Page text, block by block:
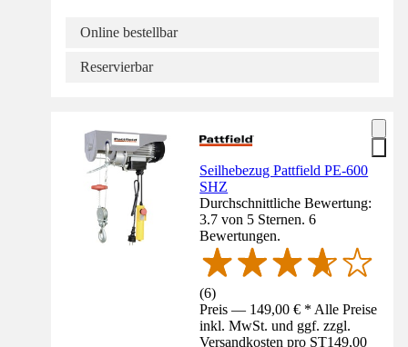
Online bestellbar
Reservierbar
Seilhebezug Pattfield PE-600
SHZ
Durchschnittliche Bewertung:
3.7 von 5 Sternen. 6
Bewertungen.
(6)
Preis — 149,00 € * Alle Preise
inkl. MwSt. und ggf. zzgl.
Versandkosten pro ST149,00